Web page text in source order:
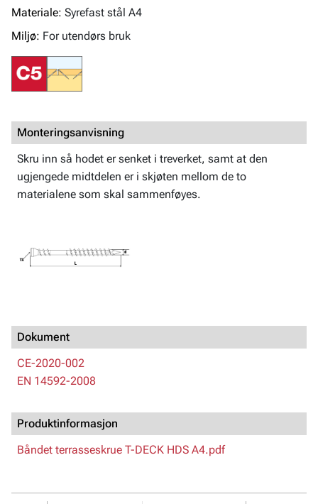
Materiale: Syrefast stål A4
Miljø: For utendørs bruk
Monteringsanvisning
Skru inn så hodet er senket i treverket, samt at den
ugjengede midtdelen er i skjøten mellom de to
materialene som skal sammenføyes.
Dokument
CE-2020-002
EN 14592-2008
Produktinformasjon
Båndet terrasseskrue T-DECK HDS A4.pdf